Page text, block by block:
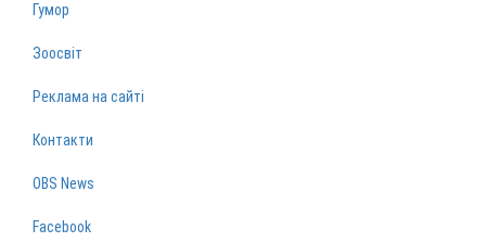
Гумор
Зоосвіт
Реклама на сайті
Контакти
OBS News
Facebook